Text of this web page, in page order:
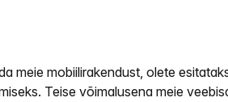
meie mobiilirakendust, olete
Teise võimalusena meie